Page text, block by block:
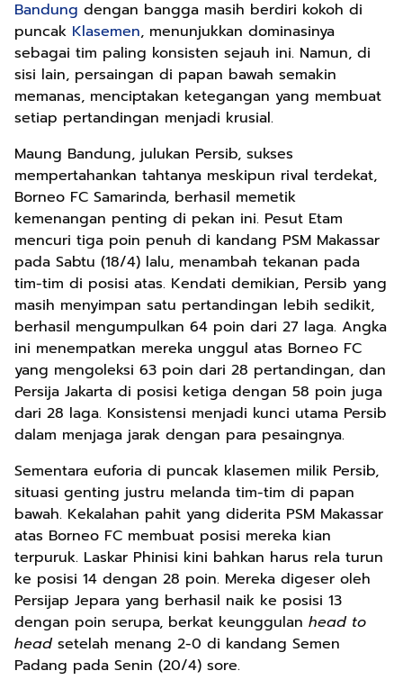
Bandung dengan bangga masih berdiri kokoh di
puncak Klasemen, menunjukkan dominasinya
sebagai tim paling konsisten sejauh ini. Namun, di
sisi lain, persaingan di papan bawah semakin
memanas, menciptakan ketegangan yang membuat
setiap pertandingan menjadi krusial.
Maung Bandung, julukan Persib, sukses
mempertahankan tahtanya meskipun rival terdekat,
Borneo FC Samarinda, berhasil memetik
kemenangan penting di pekan ini. Pesut Etam
mencuri tiga poin penuh di kandang PSM Makassar
pada Sabtu (18/4) lalu, menambah tekanan pada
tim-tim di posisi atas. Kendati demikian, Persib yang
masih menyimpan satu pertandingan lebih sedikit,
berhasil mengumpulkan 64 poin dari 27 laga. Angka
ini menempatkan mereka unggul atas Borneo FC
yang mengoleksi 63 poin dari 28 pertandingan, dan
Persija Jakarta di posisi ketiga dengan 58 poin juga
dari 28 laga. Konsistensi menjadi kunci utama Persib
dalam menjaga jarak dengan para pesaingnya.
Sementara euforia di puncak klasemen milik Persib,
situasi genting justru melanda tim-tim di papan
bawah. Kekalahan pahit yang diderita PSM Makassar
atas Borneo FC membuat posisi mereka kian
terpuruk. Laskar Phinisi kini bahkan harus rela turun
ke posisi 14 dengan 28 poin. Mereka digeser oleh
Persijap Jepara yang berhasil naik ke posisi 13
dengan poin serupa, berkat keunggulan head to
headsetelah menang 2-0 di kandang Semen
Padang pada Senin (20/4) sore.